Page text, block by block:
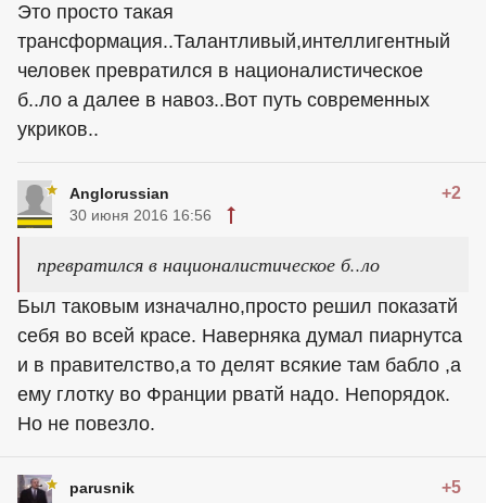
Это просто такая
трансформация..Талантливый,интеллигентный
человек превратился в националистическое
б..ло а далее в навоз..Вот путь современных
укриков..
Anglorussian +2
30 июня 2016 16:56
превратился в националистическое б..ло
Был таковым изначално,просто решил показатй
себя во всей красе. Наверняка думал пиарнутса
и в правителство,а то делят всякие там бабло ,а
ему глотку во Франции рватй надо. Непорядок.
Но не повезло.
parusnik +5